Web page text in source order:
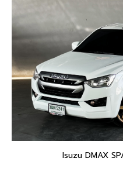
Isuzu DMAX